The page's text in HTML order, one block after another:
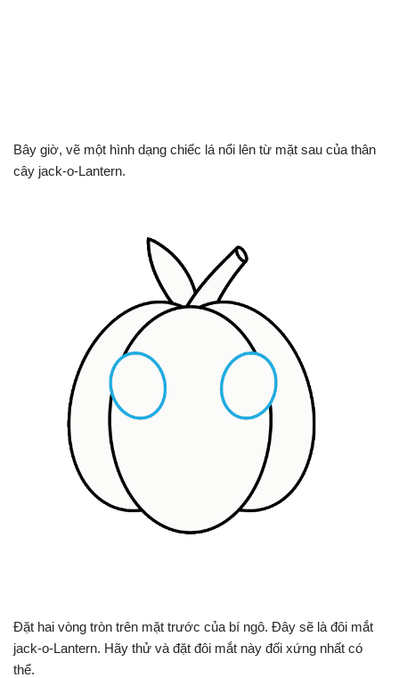
Bây giờ, vẽ một hình dạng chiếc lá nổi lên từ mặt sau của thân
cây jack-o-Lantern.
Đặt hai vòng tròn trên mặt trước của bí ngô. Đây sẽ là đôi mắt
jack-o-Lantern. Hãy thử và đặt đôi mắt này đối xứng nhất có
thể.